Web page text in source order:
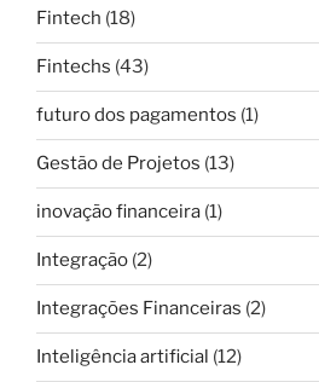
Fintech (18)
Fintechs (43)
futuro dos pagamentos (1)
Gestão de Projetos (13)
inovação financeira (1)
Integração (2)
Integrações Financeiras (2)
Inteligência artificial (12)